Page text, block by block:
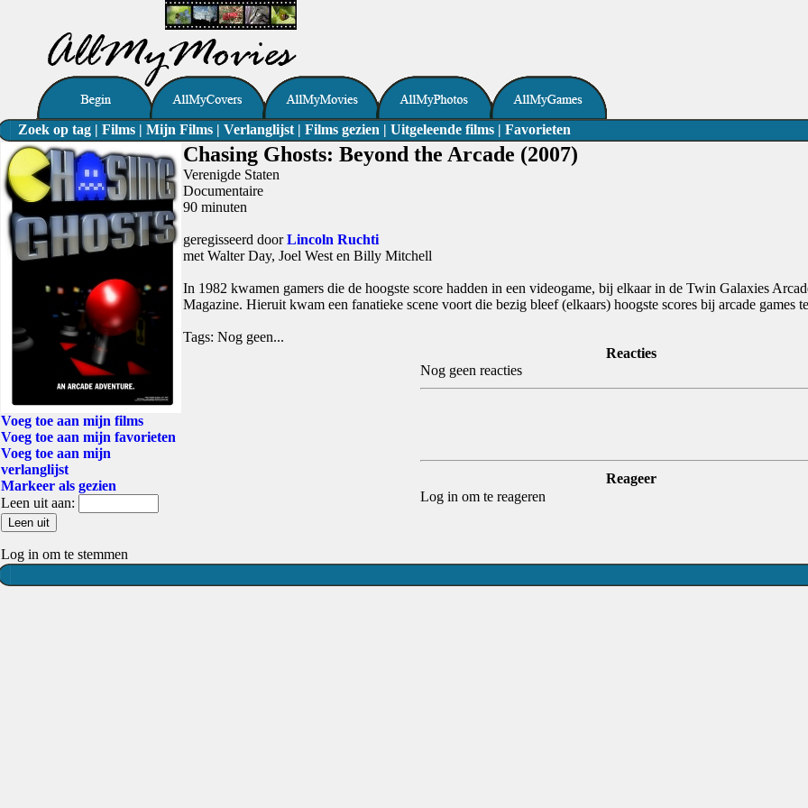
Zoek op tag | Films | Mijn Films | Verlanglijst | Films gezien | Uitgeleende films | Favorieten
Voeg toe aan mijn films
Voeg toe aan mijn favorieten
Voeg toe aan mijn
verlanglijst
Markeer als gezien
Leen uit aan:
Log in om te stemmen
Chasing Ghosts: Beyond the Arcade (2007)
Verenigde Staten
Documentaire
90 minuten
geregisseerd doorLincoln Ruchti
met Walter Day, Joel West en Billy Mitchell
In 1982 kwamen gamers die de hoogste score hadden in een videogame, bij elkaar in de Twin Galaxies
Magazine. Hieruit kwam een fanatieke scene voort die bezig bleef (elkaars) hoogste scores bij arcade games
Tags: Nog geen...
Reacties
Nog geen reacties
Reageer
Log in om te reageren